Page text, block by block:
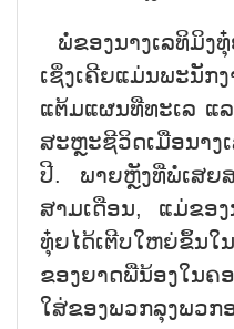
ພໍ່ຂອງນາງເລທິມິງ
ເຊິ່ງເຄີຍແມ່ນພະນັກ
ແຕ້ມແຜນທີ່ທະເລ ແ
ສະຫຼະຊີວິດເມື່ອນາງ
ປີ. ພາຍຫຼັງທີ່ພໍ່ເສຍ
ສາມເດືອນ, ແມ່ຂອ
ທຸ໋ຍໄດ້ເຕີບໃຫຍ່ຂຶ້ນໃ
ຂອງຍາດພີ່ນ້ອງໃນຄ
ໃສ່ຂອງພວກລຸງພວກ